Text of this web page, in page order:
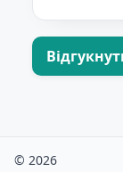
© 2026